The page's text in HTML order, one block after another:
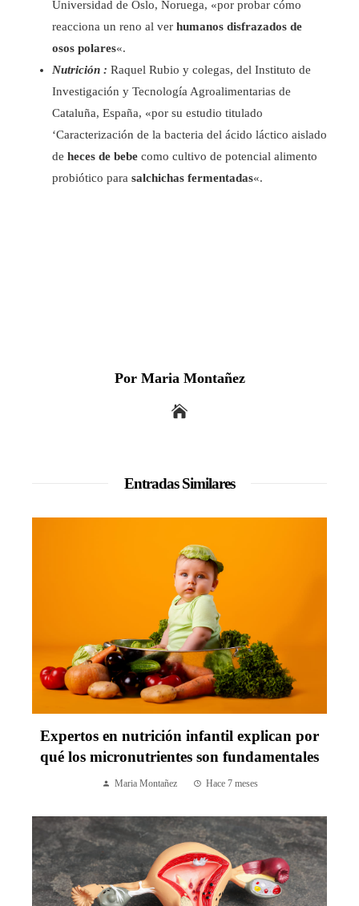
Universidad de Oslo, Noruega, «por probar cómo
reacciona un reno al ver humanos disfrazados de
osos polares«.
Nutrición : Raquel Rubio y colegas, del Instituto de
Investigación y Tecnología Agroalimentarias de
Cataluña, España, «por su estudio titulado
‘Caracterización de la bacteria del ácido láctico aislado
de heces de bebe como cultivo de potencial alimento
probiótico para salchichas fermentadas«.
Por Maria Montañez
Entradas Similares
Expertos en nutrición infantil explican por
qué los micronutrientes son fundamentales
Maria Montañez Hace 7 meses